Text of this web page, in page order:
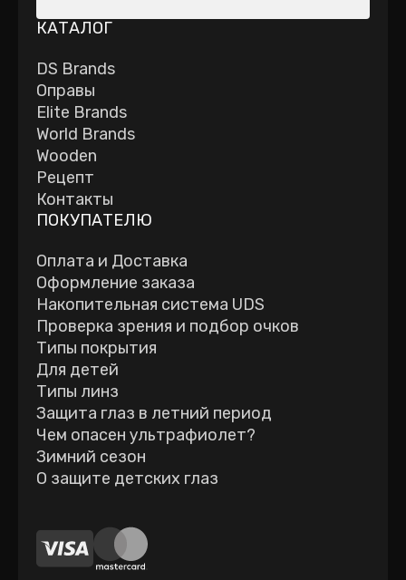
КАТАЛОГ
DS Brands
Оправы
Elite Brands
World Brands
Wooden
Рецепт
Контакты
ПОКУПАТЕЛЮ
Оплата и Доставка
Оформление заказа
Накопительная система UDS
Проверка зрения и подбор очков
Типы покрытия
Для детей
Типы линз
Защита глаз в летний период
Чем опасен ультрафиолет?
Зимний сезон
О защите детских глаз